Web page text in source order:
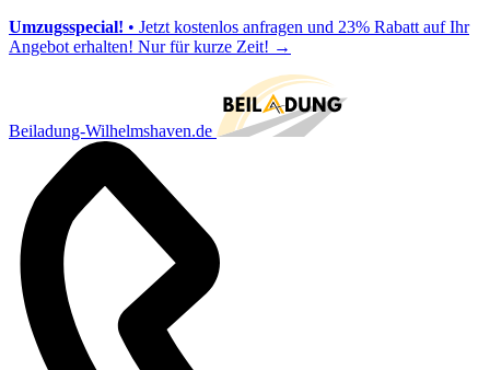
Umzugsspecial! • Jetzt kostenlos anfragen und 23% Rabatt auf Ihr
Angebot erhalten! Nur für kurze Zeit! →
Beiladung-Wilhelmshaven.de